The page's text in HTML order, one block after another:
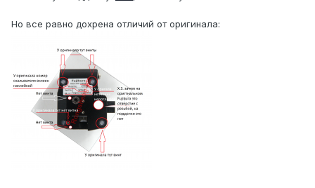
Но все равно дохрена отличий от оригинала: